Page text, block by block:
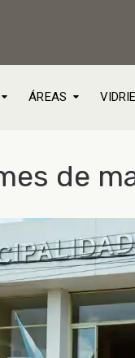
ÁREAS
de